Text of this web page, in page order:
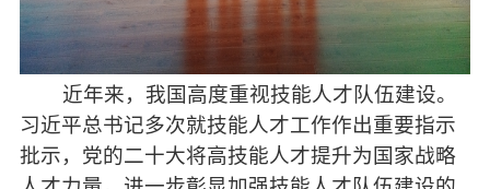
近年来，我国高度重视技能人才队伍建设。
习近平总书记多次就技能人才工作作出重要指示
批示，党的二十大将高技能人才提升为国家战略